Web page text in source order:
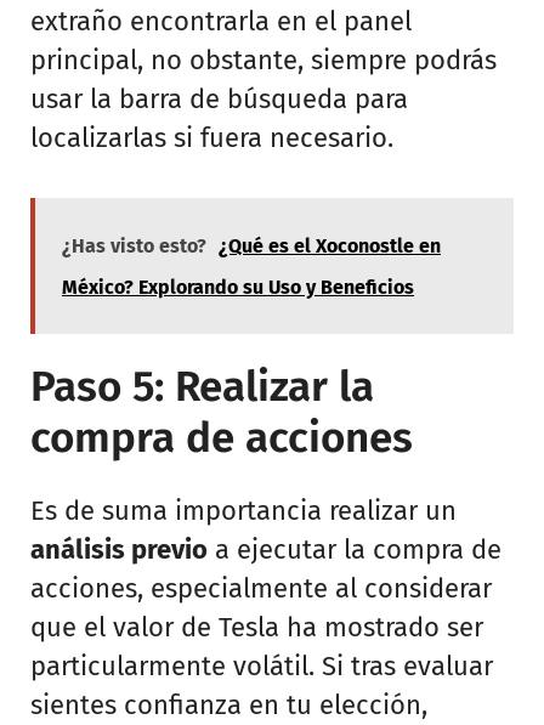
extraño encontrarla en el panel
principal, no obstante, siempre podrás
usar la barra de búsqueda para
localizarlas si fuera necesario.
¿Has visto esto? ¿Qué es el Xoconostle en
México? Explorando su Uso y Beneficios
Paso 5: Realizar la
compra de acciones
Es de suma importancia realizar un
análisis previo a ejecutar la compra de
acciones, especialmente al considerar
que el valor de Tesla ha mostrado ser
particularmente volátil. Si tras evaluar
sientes confianza en tu elección,